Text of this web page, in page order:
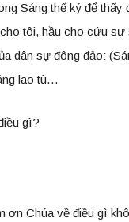
Sáng thế ký để
tôi, hầu cho cứu
dân sự đông đảo:
lao tù…
gì?
ơn Chúa về điều gì